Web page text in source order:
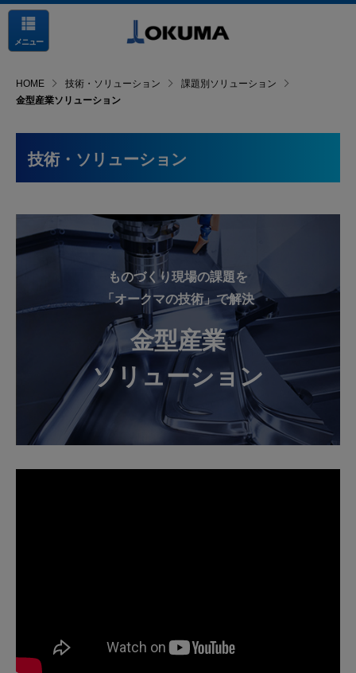
メニュー
HOME 技術・ソリューション
課題別ソリューション
金型産業ソリューション
技術・ソリューション
ものづくり現場の課題を
「オークマの技術」で解決
金型産業
ソリューション